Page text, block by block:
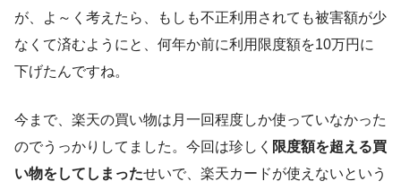
が、よ～く考えたら、もしも不正利用されても被害額が少
なくて済むようにと、何年か前に利用限度額を10万円に
下げたんですね。
今まで、楽天の買い物は月一回程度しか使っていなかった
のでうっかりしてました。今回は珍しく 限度額を超える買
い物をしてしまったせいで、楽天カードが使えないという